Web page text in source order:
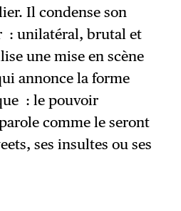
Il condense son
: unilatéral, brutal et
une mise en scène
annonce la forme
: le pouvoir
comme le seront
ses insultes ou ses